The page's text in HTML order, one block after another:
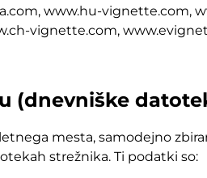
www.hu-vignette.com,
vignette.com,
(dnevniške
mesta, samodejno
strežnika. Ti podatki so: